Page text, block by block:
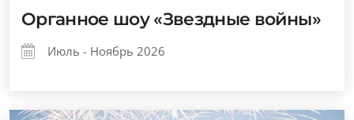
Органное шоу «Звездные войны»
Июль - Ноябрь 2026